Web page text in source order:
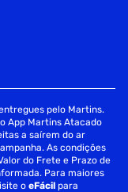
pelo Martins.
App Martins Atacado
a saírem do ar
As condições
do Frete e Prazo de
Para maiores
oeFácil para